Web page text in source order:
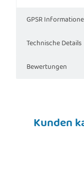
GPSR
Technische Details
Bewertungen
Kunden